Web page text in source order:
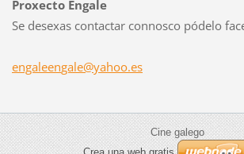
Proxecto Engale
Se desexas contactar connosco pódelo
engaleengale@yahoo.es
Cine galego